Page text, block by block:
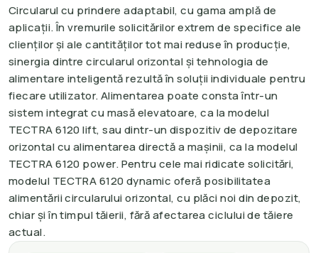
Circularul cu prindere adaptabil, cu gama amplă de
aplicații. În vremurile solicitărilor extrem de specifice ale
clienților și ale cantităților tot mai reduse în producție,
sinergia dintre circularul orizontal și tehnologia de
alimentare inteligentă rezultă în soluții individuale pentru
fiecare utilizator. Alimentarea poate consta într-un
sistem integrat cu masă elevatoare, ca la modelul
TECTRA 6120 lift, sau dintr-un dispozitiv de depozitare
orizontal cu alimentarea directă a mașinii, ca la modelul
TECTRA 6120 power. Pentru cele mai ridicate solicitări,
modelul TECTRA 6120 dynamic oferă posibilitatea
alimentării circularului orizontal, cu plăci noi din depozit,
chiar și în timpul tăierii, fără afectarea ciclului de tăiere
actual.